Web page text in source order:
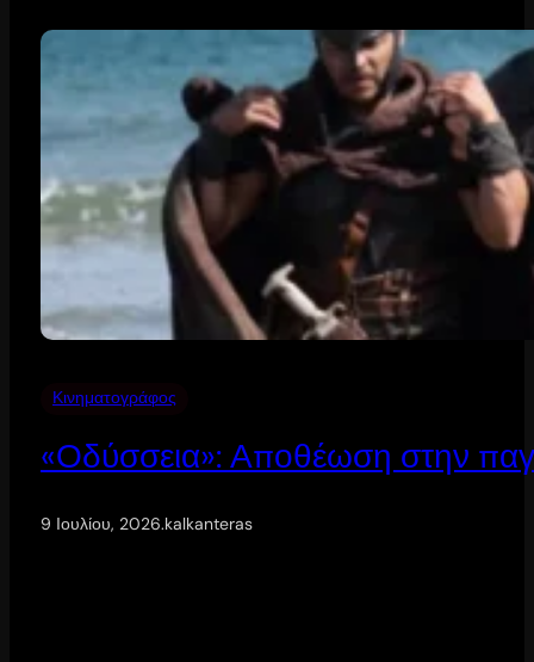
Κινηματογράφος
«Οδύσσεια»: Αποθέωση στην
9 Ιουλίου, 2026.kalkanteras